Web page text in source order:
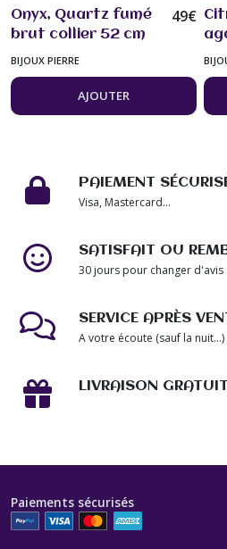
Onyx, Quartz fumé
brut collier 52 cm
pierres fines bijou
femme
49€
BIJOUX PIERRE
AJOUTER
PAIEMENT
Visa, Mastercard...
SATISFAIT OU
30 jours pour changer d'avis
SERVICE APRÈS
A votre écoute (sauf la nuit...)
LIVRAISON
Paiements sécurisés